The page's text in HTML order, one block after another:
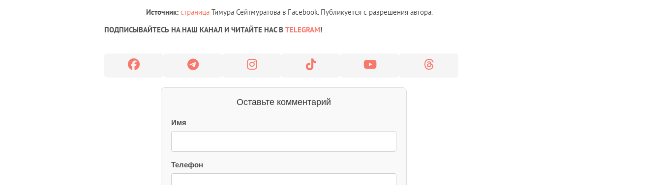
Источник: страница Тимура Сейтмуратова в Facebook. Публикуется с разрешения автора.
ПОДПИСЫВАЙТЕСЬ НА НАШ КАНАЛ И ЧИТАЙТЕ НАС В TELEGRAM!
Оставьте комментарий
Имя
Телефон